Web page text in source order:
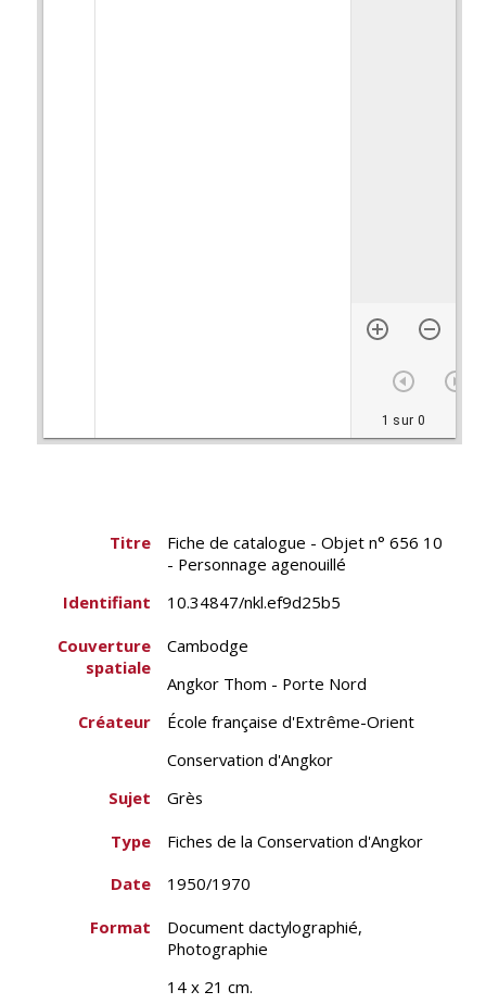
1 sur 0
Titre
Fiche de catalogue - Objet n° 656 10
- Personnage agenouillé
Identifiant
10.34847/nkl.ef9d25b5
Couverture
spatiale
Cambodge
Angkor Thom - Porte Nord
Créateur
École française d'Extrême-Orient
Conservation d'Angkor
Sujet
Grès
Type
Fiches de la Conservation d'Angkor
Date
1950/1970
Format
Document dactylographié,
Photographie
14 x 21 cm.